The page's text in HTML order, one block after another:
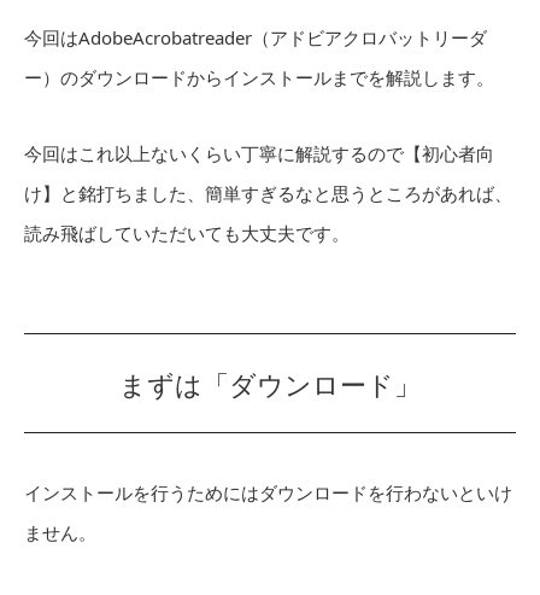
今回はAdobeAcrobatreader（アドビアクロバットリーダ
ー）のダウンロードからインストールまでを解説します。
今回はこれ以上ないくらい丁寧に解説するので【初心者向
け】と銘打ちました、簡単すぎるなと思うところがあれば、
読み飛ばしていただいても大丈夫です。
まずは「ダウンロード」
インストールを行うためにはダウンロードを行わないといけ
ません。